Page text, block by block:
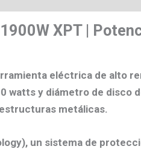
XPT |
eléctrica de alto
wattsy diámetro de disco
metálicas.
, un sistema de